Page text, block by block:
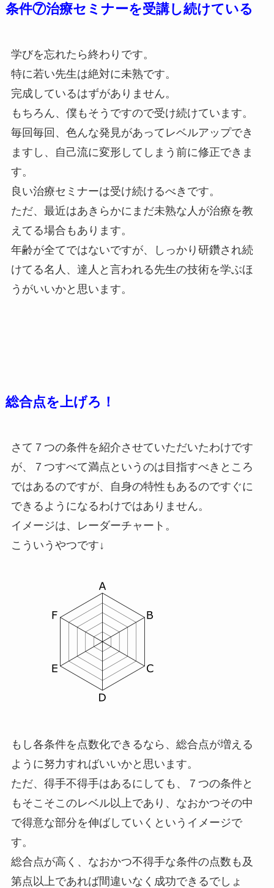
条件⑦治療セミナーを受講し続けている
学びを忘れたら終わりです。
特に若い先生は絶対に未熟です。
完成しているはずがありません。
もちろん、僕もそうですので受け続けています。
毎回毎回、色んな発見があってレベルアップでき
ますし、自己流に変形してしまう前に修正できま
す。
良い治療セミナーは受け続けるべきです。
ただ、最近はあきらかにまだ未熟な人が治療を教
えてる場合もあります。
年齢が全てではないですが、しっかり研鑽され続
けてる名人、達人と言われる先生の技術を学ぶほ
うがいいかと思います。
総合点を上げろ！
さて７つの条件を紹介させていただいたわけです
が、７つすべて満点というのは目指すべきところ
ではあるのですが、自身の特性もあるのですぐに
できるようになるわけではありません。
イメージは、レーダーチャート。
こういうやつです↓
もし各条件を点数化できるなら、総合点が増える
ように努力すればいいかと思います。
ただ、得手不得手はあるにしても、７つの条件と
もそこそこのレベル以上であり、なおかつその中
で得意な部分を伸ばしていくというイメージで
す。
総合点が高く、なおかつ不得手な条件の点数も及
第点以上であれば間違いなく成功できるでしょ